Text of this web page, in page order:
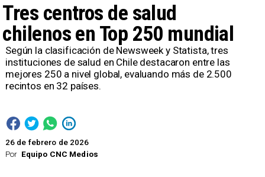
Por Equipo CNC Medios
Tres centros de salud
chilenos en Top 250 mundial
26 de febrero de 2026
Según la clasificación de Newsweek y Statista, tres
instituciones de salud en Chile destacaron entre las
mejores 250 a nivel global, evaluando más de 2.500
recintos en 32 países.